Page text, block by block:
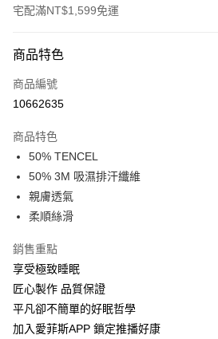
宅配滿NT$1,599免運
信用卡一次付款
LINE Pay
街口支付
全盈+PAY
運送方式
物流宅配
每筆NT$150，滿NT$1,599(含以上)免運費
商品特色
商品編號
10662635
商品特色
50% TENCEL
50% 3M 吸濕排汗纖維
親膚透氣
柔順絲滑
銷售重點
享受極致睡眠
匠心製作 品質保證
平凡卻不簡單的好眠哲學
加入愛菲斯APP 鎖定推播好康